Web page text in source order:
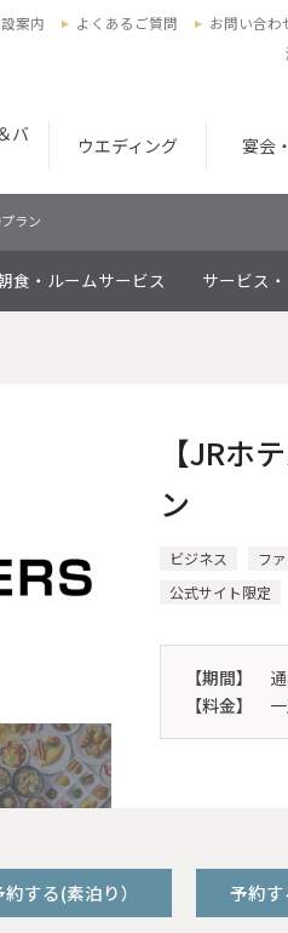
バ
ウエディング 宴会
案内 よくあるご質問 お問い合わ
ラン
食・ルームサービス サービス
【JRホ
ン
ビジネス フ
公式サイト限定
【期間】
【料金】
約する(素泊り） 予約す